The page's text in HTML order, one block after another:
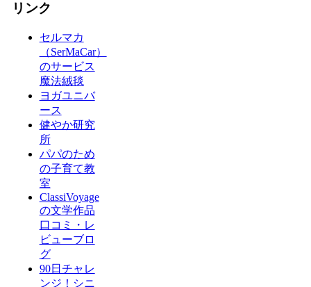
リンク
セルマカ
（SerMaCar）
のサービス
魔法絨毯
ヨガユニバ
ース
健やか研究
所
パパのため
の子育て教
室
ClassiVoyage
の文学作品
口コミ・レ
ビューブロ
グ
90日チャレ
ンジ！シニ